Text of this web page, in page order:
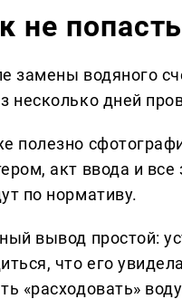
не
замены водяного
несколько дней
полезно
акт ввода и
по нормативу.
вывод простой:
что его
«расходовать»